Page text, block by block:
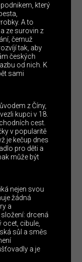
který
A to
ze surovin z
čemuž
tak, aby
českých
od nich. K
sami
z Číny,
kupci v 18.
cest.
v popularitě
je kečup dnes
pro děti a
může být
nejen svou
žádná
a
drcená
cibule,
sůl a směs
a je